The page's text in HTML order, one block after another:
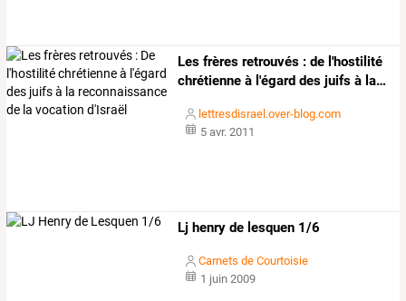
Les frères retrouvés : de l'hostilité
chrétienne à l'égard des juifs à la…
lettresdisrael.over-blog.com
5 avr. 2011
Lj henry de lesquen 1/6
Carnets de Courtoisie
1 juin 2009